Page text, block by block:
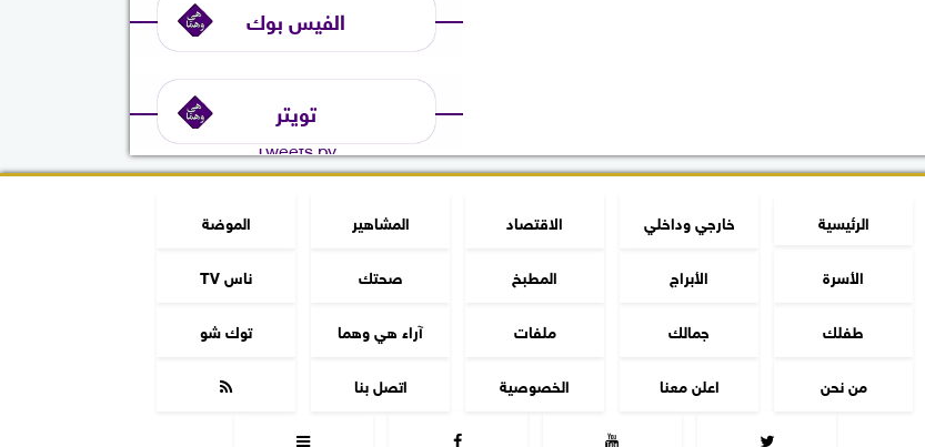
الفيس بوك
تويتر
Tweets by
الرئيسية خارجي وداخلي الاقتصاد المشاهير
الموضة
الأسرة
الأبراج المطبخ صحتك
ناس TV
طفلك
جمالك ملفات آراء هي وهما
توك شو
من نحن
اعلن معنا الخصوصية اتصل بنا




